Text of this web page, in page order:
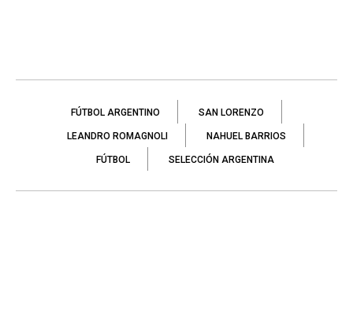
FÚTBOL ARGENTINO SAN LORENZO
LEANDRO ROMAGNOLI NAHUEL BARRIOS
FÚTBOL SELECCIÓN ARGENTINA